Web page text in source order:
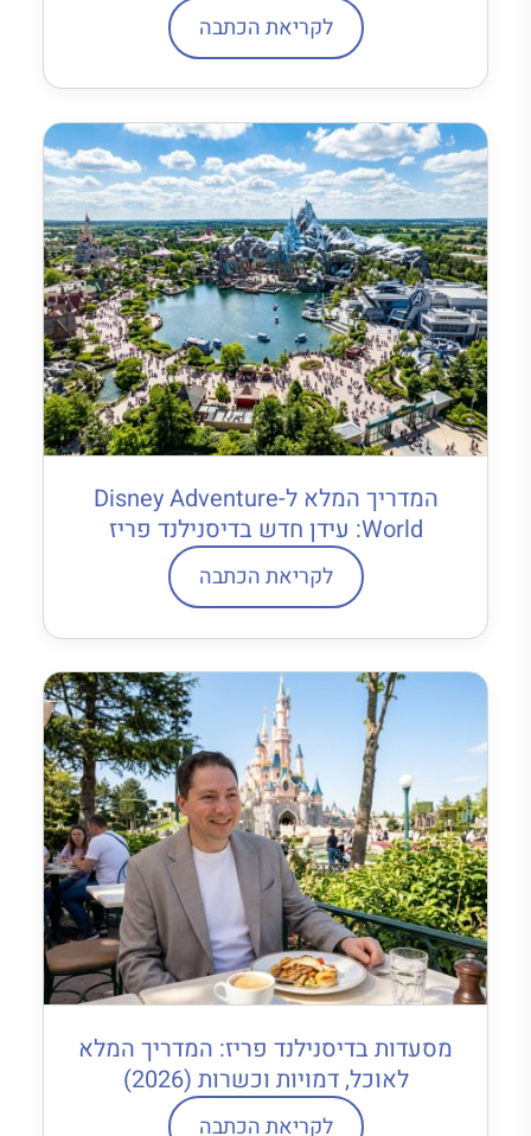
לקריאת הכתבה
המדריך המלא ל-Disney Adventure
World: עידן חדש בדיסנילנד פריז
לקריאת הכתבה
מסעדות בדיסנילנד פריז: המדריך המלא
לאוכל, דמויות וכשרות (2026)
לקריאת הכתבה